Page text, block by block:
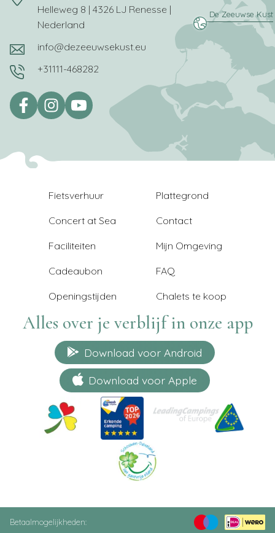
Helleweg 8 | 4326 LJ Renesse |
Nederland
info@dezeeuwsekust.eu
+31111-468282
Fietsverhuur
Concert at Sea
Faciliteiten
Cadeaubon
Openingstijden
Plattegrond
Contact
Mijn Omgeving
FAQ
Chalets te koop
Alles over je verblijf in onze app
Download voor Android
Download voor Apple
Betaalmogelijkheden: